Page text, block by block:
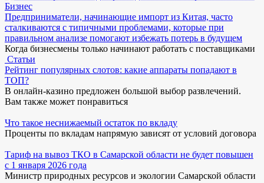
Бизнес
Предприниматели, начинающие импорт из Китая, часто
сталкиваются с типичными проблемами, которые при
правильном анализе помогают избежать потерь в будущем
Когда бизнесмены только начинают работать с поставщиками
Статьи
Рейтинг популярных слотов: какие аппараты попадают в
ТОП?
В онлайн-казино предложен большой выбор развлечений.
Вам также может понравиться
Что такое неснижаемый остаток по вкладу
Проценты по вкладам напрямую зависят от условий договора
Тариф на вывоз ТКО в Самарской области не будет повышен
с 1 января 2026 года
Министр природных ресурсов и экологии Самарской области